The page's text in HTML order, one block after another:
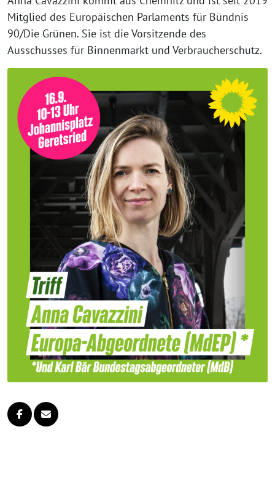
Mitglied des Europäischen Parlaments für Bündnis
90/Die Grünen. Sie ist die Vorsitzende des
Ausschusses für Binnenmarkt und Verbraucherschutz.